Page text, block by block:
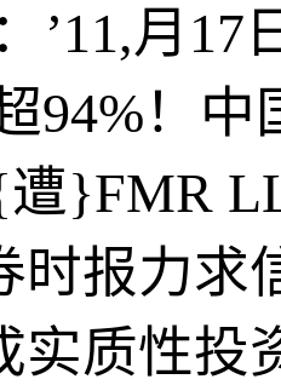
’11,月
94%！中
}FMR
时报力求
实质性投